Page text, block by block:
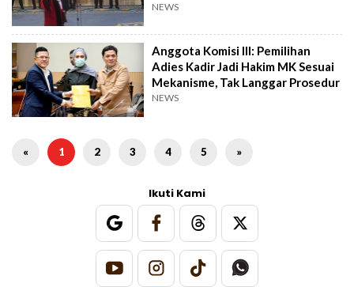
NEWS
Anggota Komisi III: Pemilihan
Adies Kadir Jadi Hakim MK Sesuai
Mekanisme, Tak Langgar Prosedur
NEWS
« 1 2 3 4 5 »
Ikuti Kami